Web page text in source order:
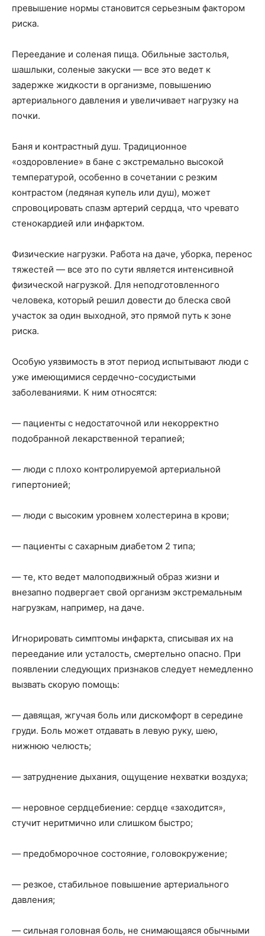
превышение нормы становится серьезным фактором
риска.
Переедание и соленая пища. Обильные застолья,
шашлыки, соленые закуски — все это ведет к
задержке жидкости в организме, повышению
артериального давления и увеличивает нагрузку на
почки.
Баня и контрастный душ. Традиционное
«оздоровление» в бане с экстремально высокой
температурой, особенно в сочетании с резким
контрастом (ледяная купель или душ), может
спровоцировать спазм артерий сердца, что чревато
стенокардией или инфарктом.
Физические нагрузки. Работа на даче, уборка, перенос
тяжестей — все это по сути является интенсивной
физической нагрузкой. Для неподготовленного
человека, который решил довести до блеска свой
участок за один выходной, это прямой путь к зоне
риска.
Особую уязвимость в этот период испытывают люди с
уже имеющимися сердечно-сосудистыми
заболеваниями. К ним относятся:
— пациенты с недостаточной или некорректно
подобранной лекарственной терапией;
— люди с плохо контролируемой артериальной
гипертонией;
— люди с высоким уровнем холестерина в крови;
— пациенты с сахарным диабетом 2 типа;
— те, кто ведет малоподвижный образ жизни и
внезапно подвергает свой организм экстремальным
нагрузкам, например, на даче.
Игнорировать симптомы инфаркта, списывая их на
переедание или усталость, смертельно опасно. При
появлении следующих признаков следует немедленно
вызвать скорую помощь:
— давящая, жгучая боль или дискомфорт в середине
груди. Боль может отдавать в левую руку, шею,
нижнюю челюсть;
— затруднение дыхания, ощущение нехватки воздуха;
— неровное сердцебиение: сердце «заходится»,
стучит неритмично или слишком быстро;
— предобморочное состояние, головокружение;
— резкое, стабильное повышение артериального
давления;
— сильная головная боль, не снимающаяся обычными